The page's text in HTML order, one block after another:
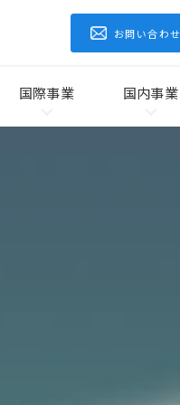
お問い合わせ
国際事業 国内事業